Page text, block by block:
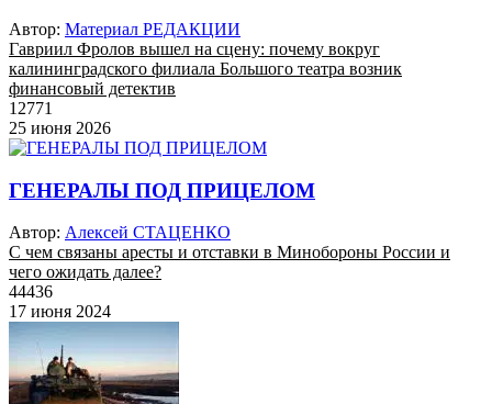
Автор: Материал РЕДАКЦИИ
Гавриил Фролов вышел на сцену: почему вокруг
калининградского филиала Большого театра возник
финансовый детектив
12771
25 июня 2026
ГЕНЕРАЛЫ ПОД ПРИЦЕЛОМ
Автор: Алексей СТАЦЕНКО
С чем связаны аресты и отставки в Минобороны России и
чего ожидать далее?
44436
17 июня 2024